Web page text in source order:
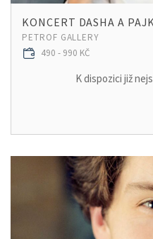
KONCERT DASHA A
PETROF GALLERY
490 - 990 KČ
K dispozici již